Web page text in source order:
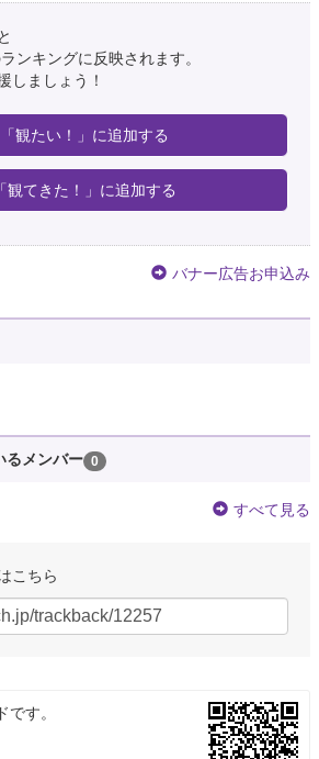
ンキングに反映されます。
しましょう！
「観たい！」に追加する
「観てきた！」に追加する
バナー広告お申込み
るメンバー 0
すべて見る
こちら
です。